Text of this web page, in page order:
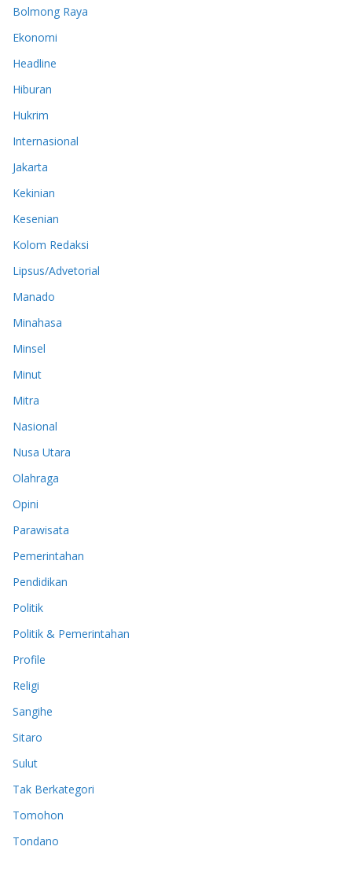
Bolmong Raya
Ekonomi
Headline
Hiburan
Hukrim
Internasional
Jakarta
Kekinian
Kesenian
Kolom Redaksi
Lipsus/Advetorial
Manado
Minahasa
Minsel
Minut
Mitra
Nasional
Nusa Utara
Olahraga
Opini
Parawisata
Pemerintahan
Pendidikan
Politik
Politik & Pemerintahan
Profile
Religi
Sangihe
Sitaro
Sulut
Tak Berkategori
Tomohon
Tondano